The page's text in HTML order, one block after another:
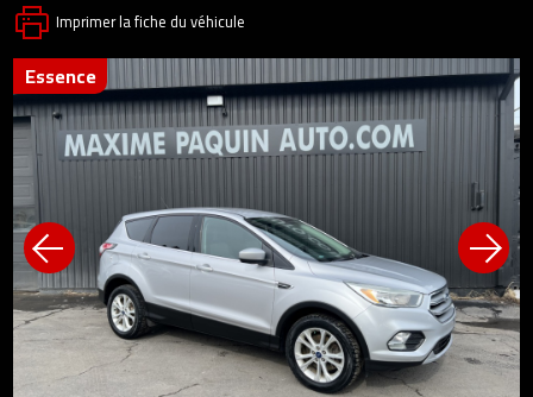
Imprimer la fiche du véhicule
essence